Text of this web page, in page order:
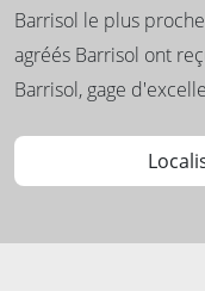
Barrisol le plus
agréés Barrisol ont
Barrisol, gage